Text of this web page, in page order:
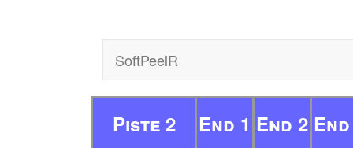
SoftPeelR
Piste 2 End 1 End 2